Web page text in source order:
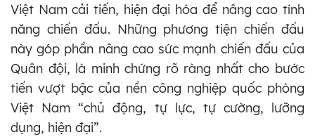
Việt Nam cải tiến, hiện đại hóa để nâng cao tính
năng chiến đấu. Những phương tiện chiến đấu
này góp phần nâng cao sức mạnh chiến đấu của
Quân đội, là minh chứng rõ ràng nhất cho bước
tiến vượt bậc của nền công nghiệp quốc phòng
Việt Nam “chủ động, tự lực, tự cường, lưỡng
dụng, hiện đại”.